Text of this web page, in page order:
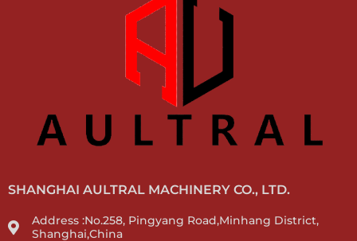
SHANGHAI AULTRAL MACHINERY CO., LTD.
Address :No.258, Pingyang Road,Minhang District,
Shanghai,China